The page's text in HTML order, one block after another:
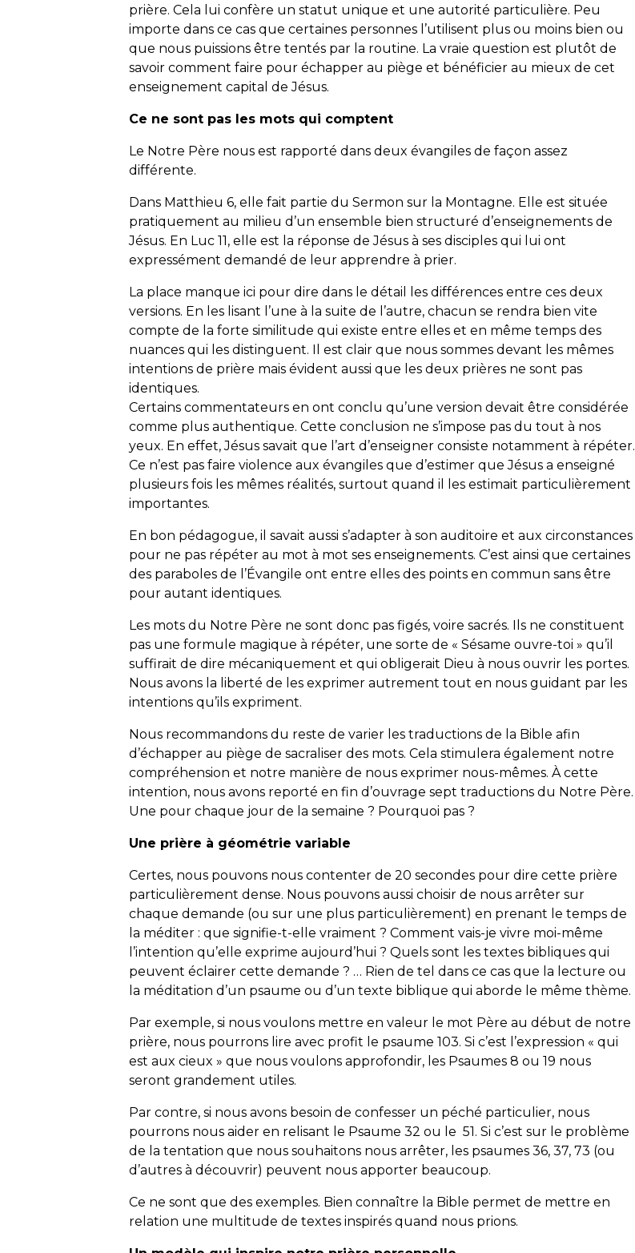
prière. Cela lui confère un statut unique et une autorité particulière. Peu
importe dans ce cas que certaines personnes l’utilisent plus ou moins bien ou
que nous puissions être tentés par la routine. La vraie question est plutôt de
savoir comment faire pour échapper au piège et bénéficier au mieux de cet
enseignement capital de Jésus.
Ce ne sont pas les mots qui comptent
Le Notre Père nous est rapporté dans deux évangiles de façon assez
différente.
Dans Matthieu 6, elle fait partie du Sermon sur la Montagne. Elle est située
pratiquement au milieu d’un ensemble bien structuré d’enseignements de
Jésus. En Luc 11, elle est la réponse de Jésus à ses disciples qui lui ont
expressément demandé de leur apprendre à prier.
La place manque ici pour dire dans le détail les différences entre ces deux
versions. En les lisant l’une à la suite de l’autre, chacun se rendra bien vite
compte de la forte similitude qui existe entre elles et en même temps des
nuances qui les distinguent. Il est clair que nous sommes devant les mêmes
intentions de prière mais évident aussi que les deux prières ne sont pas
identiques.
Certains commentateurs en ont conclu qu’une version devait être considérée
comme plus authentique. Cette conclusion ne s’impose pas du tout à nos
yeux. En effet, Jésus savait que l’art d’enseigner consiste notamment à répéter.
Ce n’est pas faire violence aux évangiles que d’estimer que Jésus a enseigné
plusieurs fois les mêmes réalités, surtout quand il les estimait particulièrement
importantes.
En bon pédagogue, il savait aussi s’adapter à son auditoire et aux circonstances
pour ne pas répéter au mot à mot ses enseignements. C’est ainsi que certaines
des paraboles de l’Évangile ont entre elles des points en commun sans être
pour autant identiques.
Les mots du Notre Père ne sont donc pas figés, voire sacrés. Ils ne constituent
pas une formule magique à répéter, une sorte de « Sésame ouvre-toi » qu’il
suffirait de dire mécaniquement et qui obligerait Dieu à nous ouvrir les portes.
Nous avons la liberté de les exprimer autrement tout en nous guidant par les
intentions qu’ils expriment.
Nous recommandons du reste de varier les traductions de la Bible afin
d’échapper au piège de sacraliser des mots. Cela stimulera également notre
compréhension et notre manière de nous exprimer nous-mêmes. À cette
intention, nous avons reporté en fin d’ouvrage sept traductions du Notre Père.
Une pour chaque jour de la semaine ? Pourquoi pas ?
Une prière à géométrie variable
Certes, nous pouvons nous contenter de 20 secondes pour dire cette prière
particulièrement dense. Nous pouvons aussi choisir de nous arrêter sur
chaque demande (ou sur une plus particulièrement) en prenant le temps de
la méditer : que signifie-t-elle vraiment ? Comment vais-je vivre moi-même
l’intention qu’elle exprime aujourd’hui ? Quels sont les textes bibliques qui
peuvent éclairer cette demande ? … Rien de tel dans ce cas que la lecture ou
la méditation d’un psaume ou d’un texte biblique qui aborde le même thème.
Par exemple, si nous voulons mettre en valeur le mot Père au début de notre
prière, nous pourrons lire avec profit le psaume 103. Si c’est l’expression « qui
est aux cieux » que nous voulons approfondir, les Psaumes 8 ou 19 nous
seront grandement utiles.
Par contre, si nous avons besoin de confesser un péché particulier, nous
pourrons nous aider en relisant le Psaume 32 ou le 51. Si c’est sur le problème
de la tentation que nous souhaitons nous arrêter, les psaumes 36, 37, 73 (ou
d’autres à découvrir) peuvent nous apporter beaucoup.
Ce ne sont que des exemples. Bien connaître la Bible permet de mettre en
relation une multitude de textes inspirés quand nous prions.